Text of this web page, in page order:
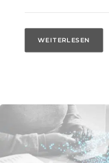
WEITERLESEN